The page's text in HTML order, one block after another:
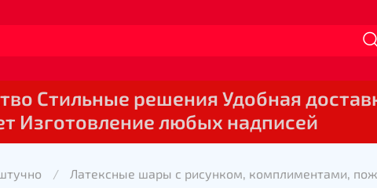
Стильные решения Удобная
Изготовление любых надписей
Латексные шары с рисунком, комплиментами,